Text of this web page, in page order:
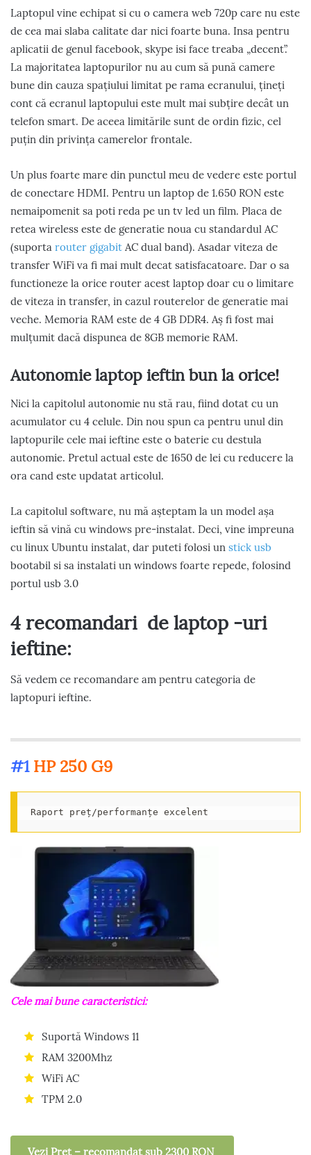
Laptopul vine echipat si cu o camera web 720p care nu este
de cea mai slaba calitate dar nici foarte buna. Insa pentru
aplicatii de genul facebook, skype isi face treaba „decent”.
La majoritatea laptopurilor nu au cum să pună camere
bune din cauza spațiului limitat pe rama ecranului, țineți
cont că ecranul laptopului este mult mai subțire decât un
telefon smart. De aceea limitările sunt de ordin fizic, cel
puțin din privința camerelor frontale.
Un plus foarte mare din punctul meu de vedere este portul
de conectare HDMI. Pentru un laptop de 1.650 RON este
nemaipomenit sa poti reda pe un tv led un film. Placa de
retea wireless este de generatie noua cu standardul AC
(suporta router gigabit AC dual band). Asadar viteza de
transfer WiFi va fi mai mult decat satisfacatoare. Dar o sa
functioneze la orice router acest laptop doar cu o limitare
de viteza in transfer, in cazul routerelor de generatie mai
veche. Memoria RAM este de 4 GB DDR4. Aș fi fost mai
mulțumit dacă dispunea de 8GB memorie RAM.
Autonomie laptop ieftin bun la orice!
Nici la capitolul autonomie nu stă rau, fiind dotat cu un
acumulator cu 4 celule. Din nou spun ca pentru unul din
laptopurile cele mai ieftine este o baterie cu destula
autonomie. Pretul actual este de 1650 de lei cu reducere la
ora cand este updatat articolul.
La capitolul software, nu mă așteptam la un model așa
ieftin să vină cu windows pre-instalat. Deci, vine impreuna
cu linux Ubuntu instalat, dar puteti folosi un stick usb
bootabil si sa instalati un windows foarte repede, folosind
portul usb 3.0
4 recomandari de laptop -uri
ieftine:
Să vedem ce recomandare am pentru categoria de
laptopuri ieftine.
#1 HP 250 G9
Raport preț/performanțe excelent
Cele mai bune caracteristici:
Suportă Windows 11
RAM 3200Mhz
WiFi AC
TPM 2.0
Vezi Preț – recomandat sub 2300 RON